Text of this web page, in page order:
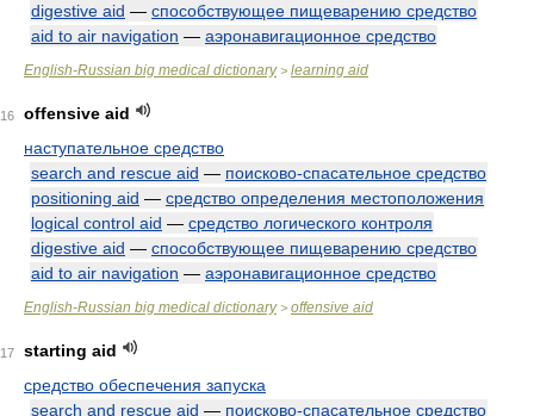
digestive aid — способствующее пищеварению средство
aid to air navigation — аэронавигационное средство
English-Russian big medical dictionary> learning aid
16
offensive aid
наступательное средство
search and rescue aid — поисково-спасательное средство
positioning aid — средство определения местоположения
logical control aid — средство логического контроля
digestive aid — способствующее пищеварению средство
aid to air navigation — аэронавигационное средство
English-Russian big medical dictionary> offensive aid
17
starting aid
средство обеспечения запуска
search and rescue aid — поисково-спасательное средство